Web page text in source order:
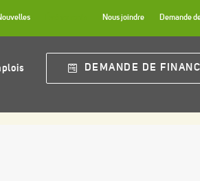
Nous joindre Demande
DEMANDE DE